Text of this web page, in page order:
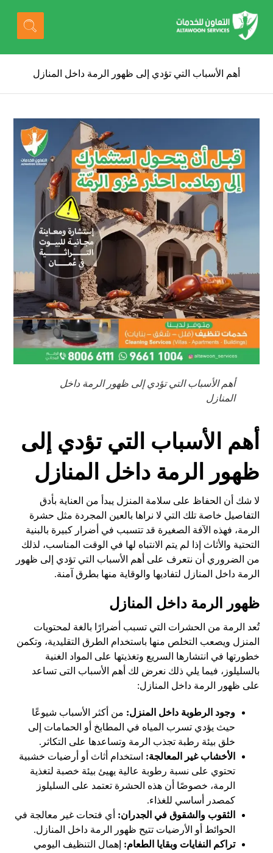
أهم الأسباب التي تؤدي إلى ظهور الرمة داخل المنازل
أهم الأسباب التي تؤدي إلى ظهور الرمة داخل
المنازل
أهم الأسباب التي تؤدي إلى
ظهور الرمة داخل المنازل
لا شك أن الحفاظ على سلامة المنزل يبدأ من العناية بأدق
التفاصيل خاصة تلك التي لا نراها بالعين المجردة مثل حشرة
الرمة، فهذه الآفة الصغيرة قد تتسبب في أضرار كبيرة بالبنية
التحتية والأثاث إذا لم يتم الانتباه لها في الوقت المناسب، لذلك
من الضروري أن نتعرف على أهم الأسباب التي تؤدي إلى ظهور
الرمة داخل المنازل لتفاديها والوقاية منها بطرق آمنة.
ظهور الرمة داخل المنازل
تُعد الرمة من الحشرات التي تسبب أضرارًا بالغة لمحتويات
المنزل ويصعب التخلص منها باستخدام الطرق التقليدية، وتكمن
خطورتها في انتشارها السريع وتغذيتها على المواد الغنية
بالسليلوز، فيما يلي ذلك نعرض لك أهم الأسباب التى تساعد
على ظهور الرمة داخل المنازل:
وجود الرطوبة داخل المنزل: من أكثر الأسباب شيوعًا
حيث يؤدي تسرب المياه في المطابخ أو الحمامات إلى
خلق بيئة رطبة تجذب الرمة وتساعدها على التكاثر.
الأخشاب غير المعالجة: استخدام أثاث أو أرضيات خشبية
تحتوي على نسبة رطوبة عالية يهيئ بيئة خصبة لتغذية
الرمة، خصوصًا أن هذه الحشرة تعتمد على السليلوز
كمصدر أساسي للغذاء.
الثقوب والشقوق في الجدران: أي فتحات غير معالجة في
الحوائط أو الأرضيات تتيح ظهور الرمة داخل المنازل.
تراكم النفايات وبقايا الطعام: إهمال التنظيف اليومي